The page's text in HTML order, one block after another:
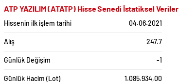
ATP YAZILIM (ATATP) Hisse Senedi İstatiksel Veriler
Hissenin ilk işlem tarihi 04.06.2021
Alış 247.7
Günlük Değişim -1
Günlük Hacim (Lot) 1.085.934,00